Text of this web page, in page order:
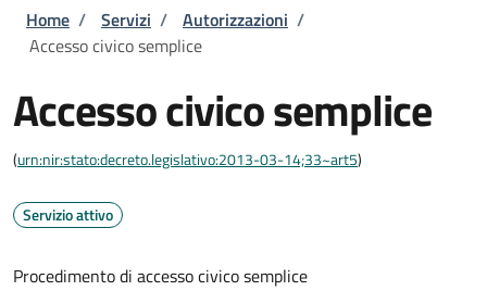
Briciole di pane
Home / Servizi / Autorizzazioni /
Accesso civico semplice
Accesso civico semplice
(urn:nir:stato:decreto.legislativo:2013-03-14;33~art5)
Servizio attivo
Procedimento di accesso civico semplice